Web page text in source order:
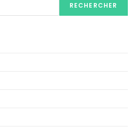
RECHERCHER